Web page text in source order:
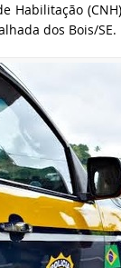
Habilitação
dos Bois/SE.